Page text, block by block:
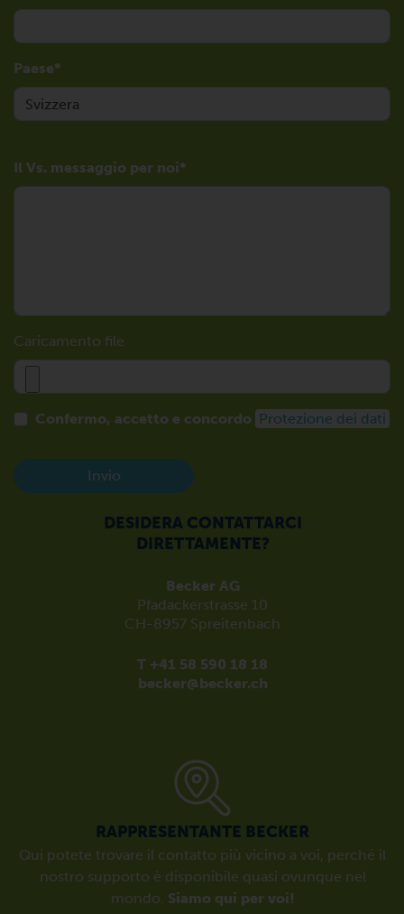
Paese
Il Vs. messaggio per noi
Caricamento file
Confermo, accetto e concordo Protezione dei dati
Invio
DESIDERA CONTATTARCI
DIRETTAMENTE?
Becker AG
Pfadackerstrasse 10
CH-8957 Spreitenbach
T +41 58 590 18 18
becker@becker.ch
RAPPRESENTANTE BECKER
Qui potete trovare il contatto più vicino a voi, perché il
nostro supporto è disponibile quasi ovunque nel
mondo. Siamo qui per voi!